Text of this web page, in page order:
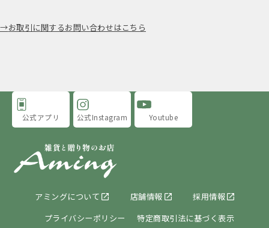
お取引に関するお問い合わせはこちら
アミングについて 店舗情報
採用情報
プライバシーポリシー
特定商取引法に基づく表示
公式アプリ 公式Instagram Youtube